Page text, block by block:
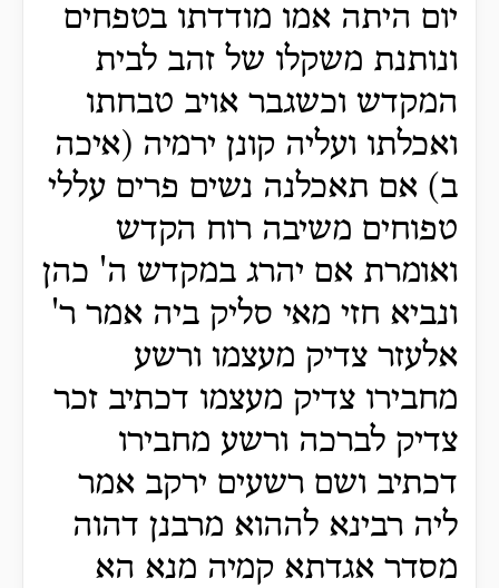
יום היתה אמו מודדתו בטפחים
ונותנת משקלו של זהב לבית
המקדש וכשגבר אויב טבחתו
ואכלתו ועליה קונן ירמיה (איכה
ב) אם תאכלנה נשים פרים עללי
טפוחים משיבה רוח הקדש
ואומרת אם יהרג במקדש ה' כהן
ונביא חזי מאי סליק ביה אמר ר'
אלעזר צדיק מעצמו ורשע
מחבירו צדיק מעצמו דכתיב זכר
צדיק לברכה ורשע מחבירו
דכתיב ושם רשעים ירקב אמר
ליה רבינא לההוא מרבנן דהוה
מסדר אגדתא קמיה מנא הא